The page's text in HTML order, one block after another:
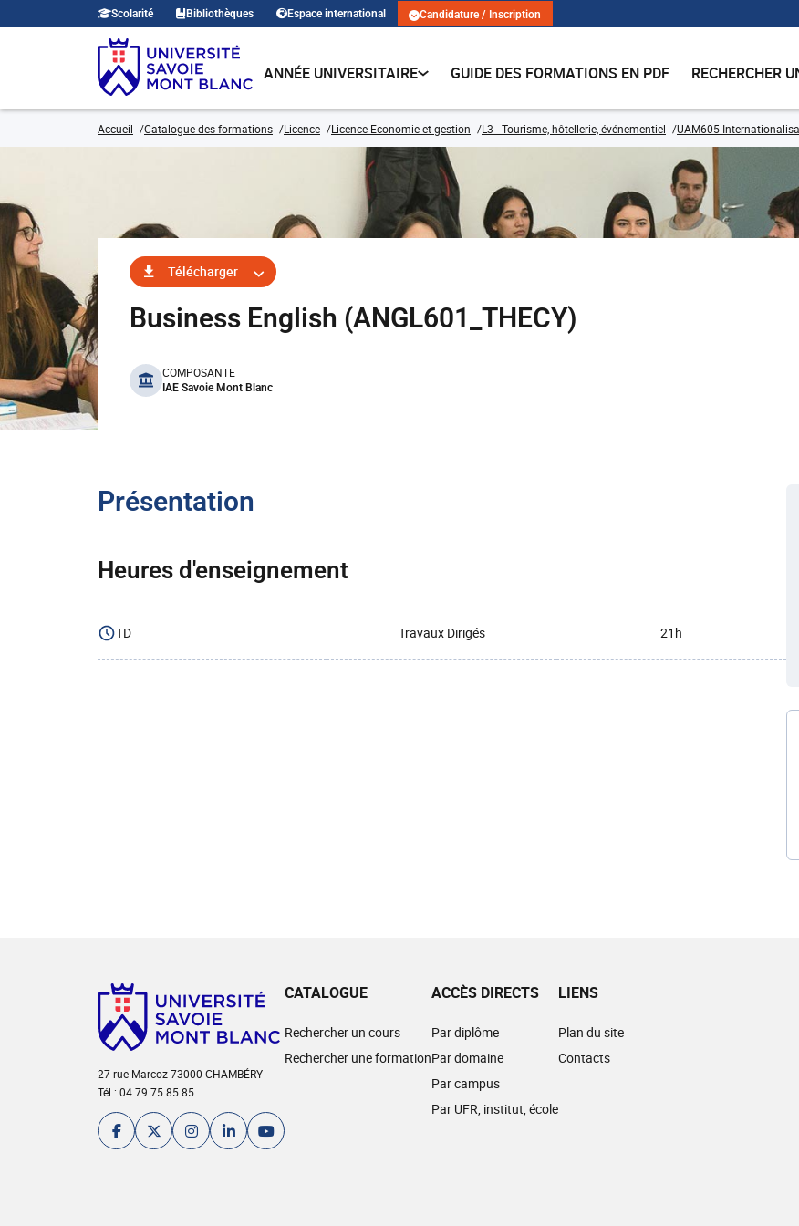
Scolarité Bibliothèques Espace international Candidature / Inscription
ANNÉE UNIVERSITAIRE GUIDE DES FORMATIONS EN PDF RECHERCHER
Accueil Catalogue des formations Licence Licence Economie et gestion L3 - Tourisme, hôtellerie, événementiel UAM605
Télécharger
Business English (ANGL601_THECY)
benefits
COMPOSANTE
IAE Savoie Mont Blanc
Présentation
Heures d'enseignement
TD Travaux Dirigés 21h
27 rue Marcoz 73000 CHAMBÉRY
Tél : 04 79 75 85 85
CATALOGUE
Rechercher un cours
Rechercher une formation
ACCÈS DIRECTS
Par diplôme
Par domaine
Par campus
Par UFR, institut, école
LIENS
Plan du site
Contacts